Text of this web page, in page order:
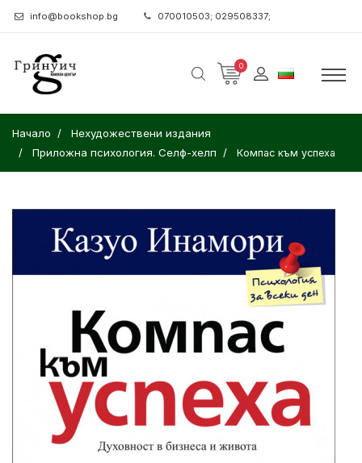
info@bookshop.bg 070010503; 029508337;
0
Начало
Нехудожествени издания
Приложна психология. Селф-хелп
Компас към успеха